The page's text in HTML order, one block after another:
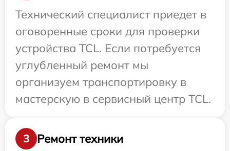
Технический специалист приедет в
оговоренные сроки для проверки
устройства TCL. Если потребуется
углубленный ремонт мы
организуем транспортировку в
мастерскую в сервисный центр TCL.
3
Ремонт техники